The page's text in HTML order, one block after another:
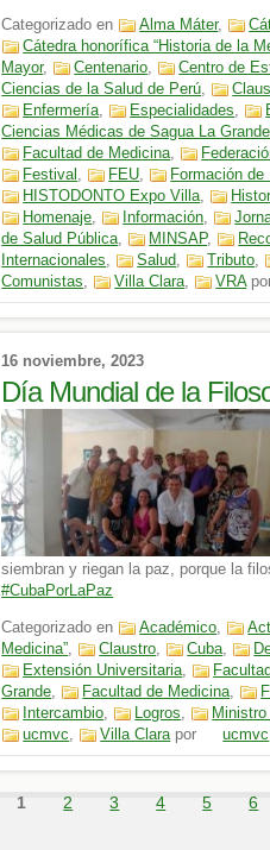
Categorizado en Alma Máter,
Cátedra honorífica “Historia de la
Mayor, Centenario,
Centro de
Ciencias de la Salud de Perú,
Enfermería, Especialidades,
Ciencias Médicas de Sagua La Grande
Facultad de Medicina,
Festival , FEU,
Formación
HISTODONTO Expo Villa,
Homenaje, Información,
de Salud Pública, MINSAP,
Internacionales, Salud, Tributo,
Comunistas, Villa Clara, VRA
16 noviembre, 2023
Día Mundial de la
siembran y riegan la paz, porque la
#CubaPorLaPaz
Categorizado en Académico,
Medicina”, Claustro, Cuba,
Extensión Universitaria,
Grande, Facultad de Medicina,
Intercambio, Logros,
ucmvc, Villa Clarapor ucmvc